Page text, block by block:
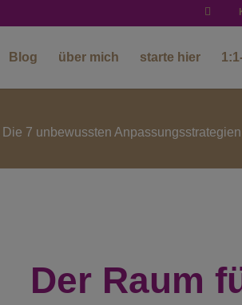
Blog über mich starte hier
Die 7 unbewussten Anpassungsstrategien
Der Raum